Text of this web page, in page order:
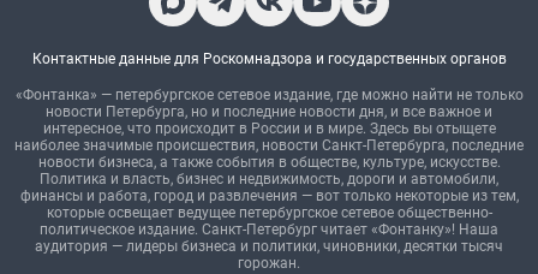
Контактные данные для Роскомнадзора и государственных органов
«Фонтанка» — петербургское сетевое издание, где можно найти не только
новости Петербурга, но и последние новости дня, и все важное и
интересное, что происходит в России и в мире. Здесь вы отыщете
наиболее значимые происшествия, новости Санкт-Петербурга, последние
новости бизнеса, а также события в обществе, культуре, искусстве.
Политика и власть, бизнес и недвижимость, дороги и автомобили,
финансы и работа, город и развлечения — вот только некоторые из тем,
которые освещает ведущее петербургское сетевое общественно-
политическое издание. Санкт-Петербург читает «Фонтанку»! Наша
аудитория — лидеры бизнеса и политики, чиновники, десятки тысяч
горожан.